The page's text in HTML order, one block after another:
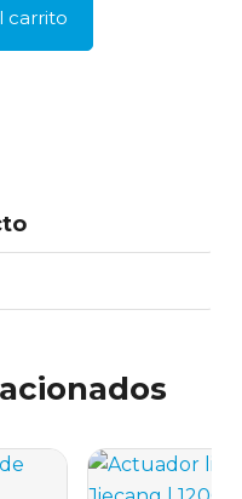
carrito